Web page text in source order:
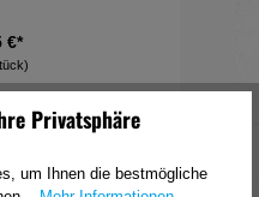
€*
Privatsphäre
um Ihnen die bestmögliche